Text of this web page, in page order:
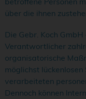
über die ihnen
Die Gebr. Koch
Verantwortlicher
organisatorische
möglichst
verarbeiteten
Dennoch können